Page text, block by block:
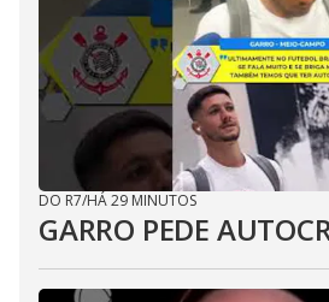
DO R7/HÁ 29 MINUTOS
GARRO PEDE